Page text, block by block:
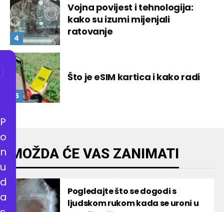
Vojna povijest i tehnologija:
kako su izumi mijenjali
ratovanje
Što je eSIM kartica i kako radi
MOŽDA ĆE VAS ZANIMATI
Pogledajte što se dogodi s
ljudskom rukom kada se uroni u
P
o
n
u
d
a